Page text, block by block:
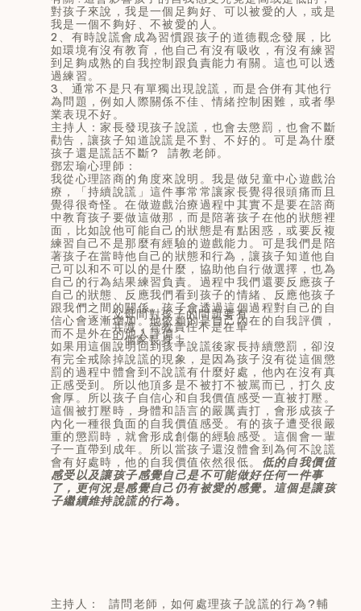
父母間對孩子的問題要有
共識，管教責任不是在單
一個家長身上
對孩子來說，我是一個足夠好、可以被愛的人，或是
我是一個不夠好、不被愛的人。
2、有時說謊會成為習慣跟孩子的道德觀念發展，比
如環境有沒有教育，他自己有沒有吸收，有沒有練習
到足夠成熟的自我控制跟負責能力有關。這也可以透
過練習。
3、通常不是只有單獨出現說謊，而是合併有其他行
為問題，例如人際關係不佳、情緒控制困難，或者學
業表現不好。
主持人：家長發現孩子說謊，也會去懲罰，也會不斷
勸告，讓孩子知道說謊是不對、不好的。可是為什麼
孩子還是謊話不斷? 請教老師。
鄧宏瑜心理師：
我從心理諮商的角度來說明。我是做兒童中心遊戲治
療，「持續說謊」這件事常常讓家長覺得很頭痛而且
覺得很奇怪。在做遊戲治療過程中其實不是要在諮商
中教育孩子要做這做那，而是陪著孩子在他的狀態裡
面，比如說他可能自己的狀態是有點困惑，或要反複
練習自己不是那麼有經驗的遊戲能力。可是我們是陪
著孩子在當時他自己的狀態和行為，讓孩子知道他自
己可以和不可以的是什麼，協助他自行做選擇，也為
自己的行為結果練習負責。過程中我們還要反應孩子
自己的狀態、反應我們看到孩子的情緒、反應他孩子
跟我們之間的關係。孩子會透過這個過程對自己的自
信心會逐漸增加。他依賴的是自己內在的自我評價，
而不是外在的他人評價。
如果用這個說明回到孩子說謊後家長持續懲罰，卻沒
有完全戒除掉說謊的現象，是因為孩子沒有從這個懲
罰的過程中體會到不說謊有什麼好處，他內在沒有真
正感受到。所以他頂多是不被打不被駡而已，打久皮
會厚。所以孩子自信心和自我價值感受一直被打壓。
這個被打壓時，身體和語言的嚴厲責打，會形成孩子
內化一種很負面的自我價值感受。有的孩子遭受很嚴
重的懲罰時，就會形成創傷的經驗感受。這個會一輩
子一直帶到成年。所以當孩子還沒體會到為何不說謊
會有好處時，他的自我價值依然很低。 低的自我價值
感受以及讓孩子感覺自己是不可能做好任何一件事
了，更何況是感覺自己仍有被愛的感覺。這個是讓孩
子繼續維持說謊的行為。
主持人： 請問老師，如何處理孩子說謊的行為?輔